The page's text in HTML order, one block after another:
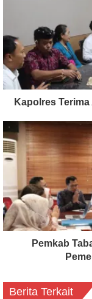
Kapolres
Pemkab
Berita Terkait